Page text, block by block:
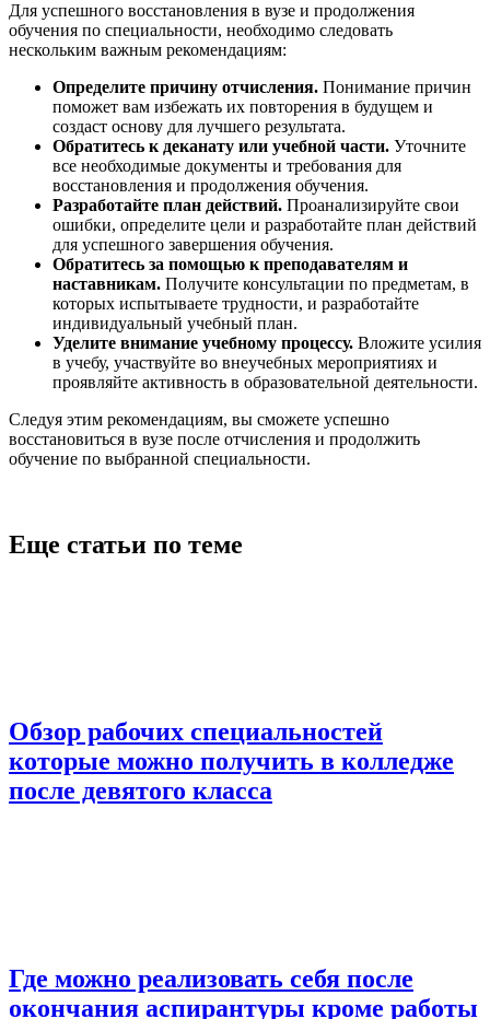
Для успешного восстановления в вузе и продолжения
обучения по специальности, необходимо следовать
нескольким важным рекомендациям:
Определите причину отчисления. Понимание причин
поможет вам избежать их повторения в будущем и
создаст основу для лучшего результата.
Обратитесь к деканату или учебной части. Уточните
все необходимые документы и требования для
восстановления и продолжения обучения.
Разработайте план действий. Проанализируйте свои
ошибки, определите цели и разработайте план действий
для успешного завершения обучения.
Обратитесь за помощью к преподавателям и
наставникам. Получите консультации по предметам, в
которых испытываете трудности, и разработайте
индивидуальный учебный план.
Уделите внимание учебному процессу. Вложите усилия
в учебу, участвуйте во внеучебных мероприятиях и
проявляйте активность в образовательной деятельности.
Следуя этим рекомендациям, вы сможете успешно
восстановиться в вузе после отчисления и продолжить
обучение по выбранной специальности.
Еще статьи по теме
Обзор рабочих специальностей
которые можно получить в колледже
после девятого класса
Где можно реализовать себя после
окончания аспирантуры кроме работы